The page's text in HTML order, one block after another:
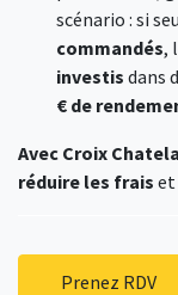
scénario : si
commandés,
investis dans
€ de
Avec Croix
réduire les frais et
Prenez RDV